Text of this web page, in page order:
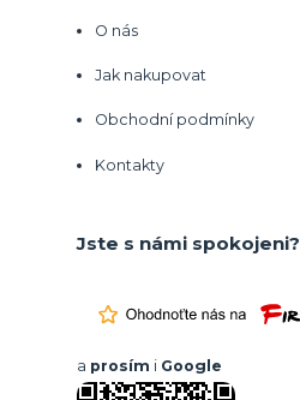
O nás
Jak nakupovat
Obchodní podmínky
Kontakty
Jste s námi spokojeni?
a prosím i Google